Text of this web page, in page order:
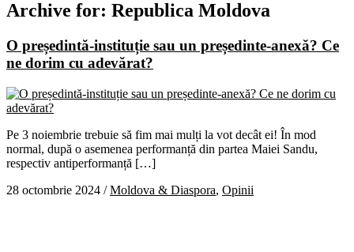
Archive for: Republica Moldova
O președintă-instituție sau un președinte-anexă? Ce
ne dorim cu adevărat?
Pe 3 noiembrie trebuie să fim mai mulți la vot decât ei! În mod
normal, după o asemenea performanță din partea Maiei Sandu,
respectiv antiperformanță […]
28 octombrie 2024 /Moldova & Diaspora, Opinii